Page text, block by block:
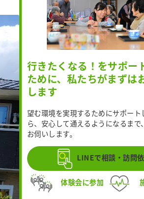
行きたくなる！をサポー
ために、私たちがまずは
します
望む環境を実現するためにサポート
ら、安心して通えるようになるまで
お伺いします。
LINEで相談・訪問
体験会に参加